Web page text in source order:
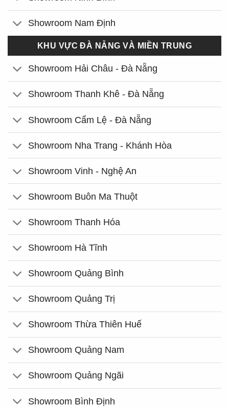
Showroom Nam Định
KHU VỰC ĐÀ NẴNG VÀ MIỀN TRUNG
Showroom Hải Châu - Đà Nẵng
Showroom Thanh Khê - Đà Nẵng
Showroom Cẩm Lệ - Đà Nẵng
Showroom Nha Trang - Khánh Hòa
Showroom Vinh - Nghệ An
Showroom Buôn Ma Thuột
Showroom Thanh Hóa
Showroom Hà Tĩnh
Showroom Quảng Bình
Showroom Quảng Trị
Showroom Thừa Thiên Huế
Showroom Quảng Nam
Showroom Quảng Ngãi
Showroom Bình Định